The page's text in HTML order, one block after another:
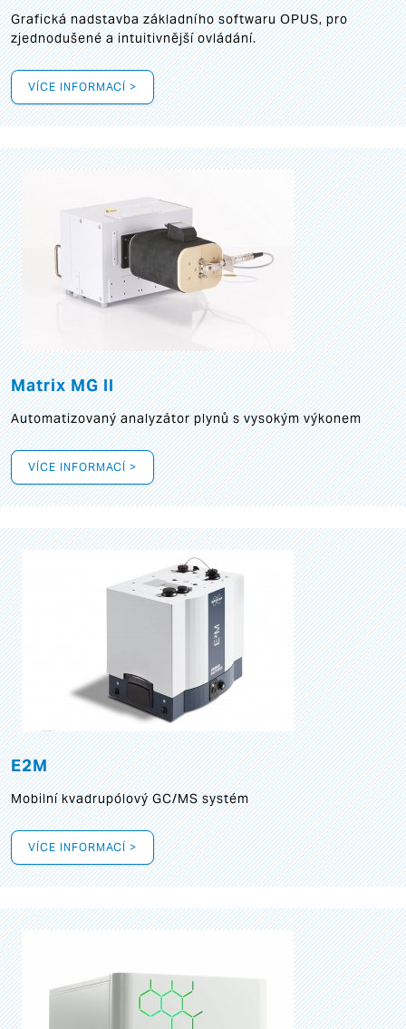
Grafickánadstavba základního softwaru OPUS, pro
zjednodušené a intuitivnější ovládání.
VÍCE INFORMACÍ >
Matrix MG II
Automatizovaný analyzátor plynů s vysokým výkonem
VÍCE INFORMACÍ >
E2M
Mobilní kvadrupólový GC/MS systém
VÍCE INFORMACÍ >